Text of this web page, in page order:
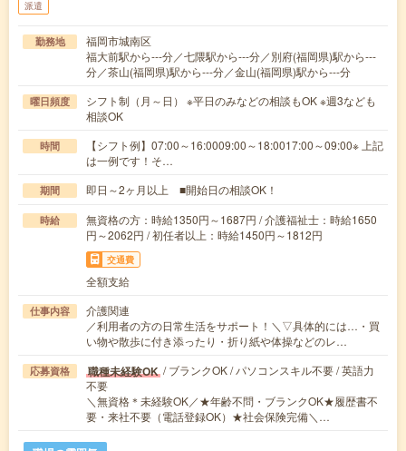
派遣
勤務地
福岡市城南区
福大前駅から---分／七隈駅から---分／別府(福岡県)駅から---
分／茶山(福岡県)駅から---分／金山(福岡県)駅から---分
曜日頻度
シフト制（月～日） ※平日のみなどの相談もOK ※週3なども
相談OK
時間
【シフト例】07:00～16:0009:00～18:0017:00～09:00※ 上記
は一例です！そ…
期間 即日～2ヶ月以上 ■開始日の相談OK！
時給
無資格の方：時給1350円～1687円 / 介護福祉士：時給1650
円～2062円 / 初任者以上：時給1450円～1812円
交通費
全額支給
仕事内容
介護関連
／利用者の方の日常生活をサポート！＼▽具体的には…・買
い物や散歩に付き添ったり・折り紙や体操などのレ…
応募資格 職種未経験OK / ブランクOK / パソコンスキル不要 / 英語力
不要
＼無資格＊未経験OK／★年齢不問・ブランクOK★履歴書不
要・来社不要（電話登録OK）★社会保険完備＼…